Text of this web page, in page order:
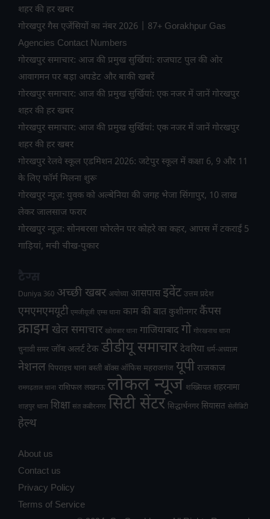
शहर की हर खबर
गोरखपुर गैस एजेंसियों का नंबर 2026 | 87+ Gorakhpur Gas
Agencies Contact Numbers
गोरखपुर समाचार: आज की प्रमुख सुर्खियां: राजघाट पुल की ओर
आवागमन पर बड़ा अपडेट और बाकी खबरें
गोरखपुर समाचार: आज की प्रमुख सुर्खियां: एक नजर में जानें गोरखपुर
शहर की हर खबर
गोरखपुर समाचार: आज की प्रमुख सुर्खियां: एक नजर में जानें गोरखपुर
शहर की हर खबर
गोरखपुर रेलवे स्कूल एडमिशन 2026: जटेपुर स्कूल में कक्षा 6, 9 और 11
के लिए फॉर्म मिलना शुरू
गोरखपुर न्यूज़: युवक को अल्बेनिया की जगह भेजा सिंगापुर, 10 लाख
लेकर जालसाज फरार
गोरखपुर न्यूज़: सोनबरसा फोरलेन पर कोहरे का कहर, आपस में टकराईं 5
गाड़ियां, मची चीख-पुकार
Duniya 360 अच्छी खबर अयोध्या आसपास इवेंट उत्तम प्रदेश
एमएमएमयूटी एमजीयूजी एम्स थाना काम की बात कुशीनगर कैंपस
क्राइमखेल समाचार खोराबार थाना गाजियाबादगो गोरखनाथ थाना
चुनावी समर जॉब अलर्ट टेक डीडीयू समाचार देवरिया धर्म-अध्यात्म
नेशनल पिपराइच थाना बस्ती बॉक्स ऑफिस महराजगंज यूपी राजकाज
रामगढ़ताल थाना राशिफल लखनऊ लोकल न्यूज शख्सियत शहरनामा
शाहपुर थाना शिक्षा संत कबीरनगर सिटी सेंटर सिद्धार्थनगर सियासत सेलीब्रिटी
हेल्थ
About us
Contact us
Privacy Policy
Terms of Service